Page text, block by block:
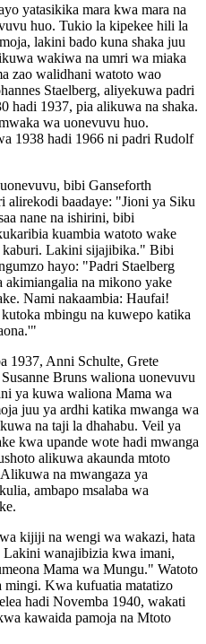
yatasikika mara kwa mara na
huo. Tukio la kipekee hili la
lakini bado kuna shaka juu
wakiwa na umri wa miaka
zao walidhani watoto wao
Staelberg, aliyekuwa padri
hadi 1937, pia alikuwa na shaka.
wa uonevuvu huo.
1938 hadi 1966 ni padri Rudolf
bibi Ganseforth
alirekodi baadaye: "Jioni ya Siku
nane na ishirini, bibi
kuambia watoto wake
Lakini sijajibika." Bibi
hayo: "Padri Staelberg
na mikono yake
Nami nakaambia: Haufai!
mbingu na kuwepo katika
1937, Anni Schulte, Grete
Bruns waliona uonevuvu
ya kuwa waliona Mama wa
juu ya ardhi katika mwanga wa
na taji la dhahabu. Veil ya
kwa upande wote hadi mwanga
alikuwa akaunda mtoto
na mwangaza ya
ambapo msalaba wa
kijiji na wengi wa wakazi, hata
wanajibizia kwa imani,
Mama wa Mungu." Watoto
mingi. Kwa kufuatia matatizo
hadi Novemba 1940, wakati
kawaida pamoja na Mtoto